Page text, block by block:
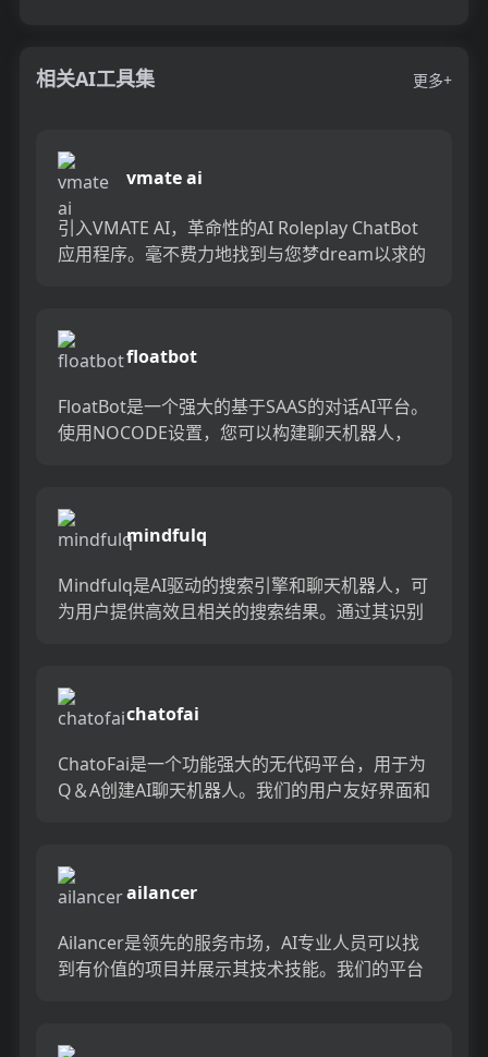
相关AI工具集 更多+
vmate ai
引入VMATE AI，革命性的AI Roleplay ChatBot
应用程序。毫不费力地找到与您梦dream以求的
floatbot
FloatBot是一个强大的基于SAAS的对话AI平台。
使用NOCODE设置，您可以构建聊天机器人，
mindfulq
Mindfulq是AI驱动的搜索引擎和聊天机器人，可
为用户提供高效且相关的搜索结果。通过其识别
chatofai
ChatoFai是一个功能强大的无代码平台，用于为
Q＆A创建AI聊天机器人。我们的用户友好界面和
ailancer
Ailancer是领先的服务市场，AI专业人员可以找
到有价值的项目并展示其技术技能。我们的平台